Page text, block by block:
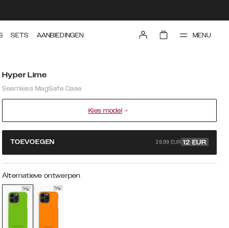
SETS AANBIEDINGEN MENU
Hyper Lime
Seamless MagSafe Case
Kies model
TOEVOEGEN 39.99 EUR 12 EUR
Alternatieve ontwerpen